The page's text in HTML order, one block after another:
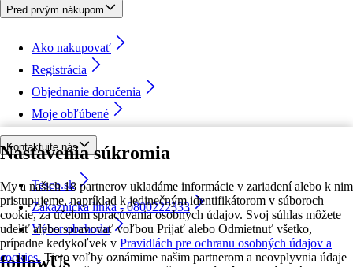
Nastavenia súkromia
My a našich 18 partnerov ukladáme informácie v zariadení alebo k nim
pristupujeme, napríklad k jedinečným identifikátorom v súboroch
cookie, za účelom spracúvania osobných údajov. Svoj súhlas môžete
udeliť alebo spravovať voľbou Prijať alebo Odmietnuť všetko,
prípadne kedykoľvek v Pravidlách pre ochranu osobných údajov a
cookies. Tieto voľby oznámime našim partnerom a neovplyvnia údaje
Pred prvým nákupom
Ako nakupovať
Registrácia
Objednanie doručenia
Moje obľúbené
Kontaktujte nás
Tesco.sk
Zákaznícka linka - 0800222333
Výber obchodu
followUs